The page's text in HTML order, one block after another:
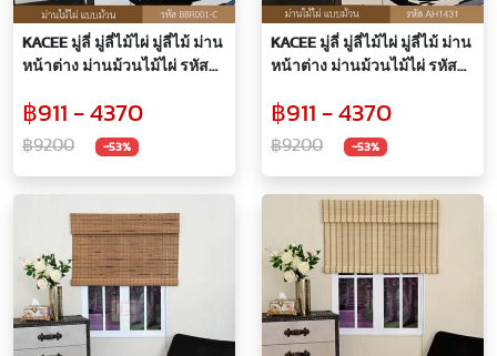
KACEE มู่ลี่ มู่ลี่ไม้ไผ่ มู่ลี่ไม้ ม่าน
หน้าต่าง ม่านม้วนไม้ไผ่ รหัสสี
฿911 - 4370
฿9200 -53%
KACEE มู่ลี่ มู่ลี่ไม้ไผ่ มู่ลี่ไม้ ม่าน
หน้าต่าง ม่านม้วนไม้ไผ่ รหัสสี
฿911 - 4370
฿9200 -53%